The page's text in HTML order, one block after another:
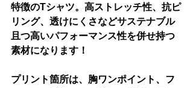
特徴のTシャツ。高ストレッチ性、抗ピ
リング、透けにくさなどサステナブル
且つ高いパフォーマンス性を併せ持つ
素材になります！
プリント箇所は、胸ワンポイント、フ